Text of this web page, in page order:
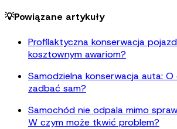
💡Powiązane artykuły
Profilaktyczna konserwacja
kosztownym awariom?
Samodzielna konserwacja auta:
zadbać sam?
Samochód nie odpala mimo
W czym może tkwić problem?